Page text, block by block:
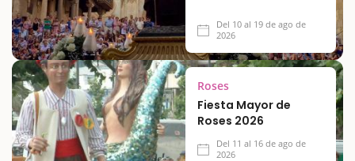
Del 10 al 19 de ago de
2026
Roses
Fiesta Mayor de
Roses 2026
Del 11 al 16 de ago de
2026